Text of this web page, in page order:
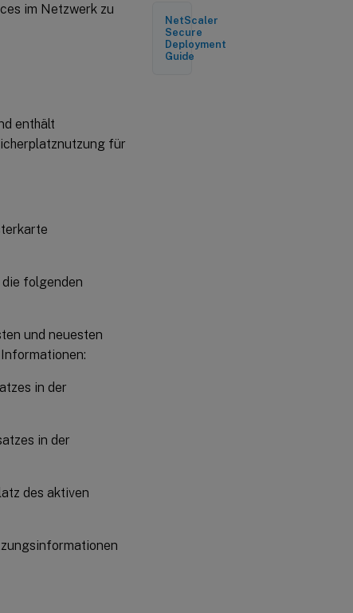
im Netzwerk zu
enthält
für
folgenden
und neuesten
in der
in der
des aktiven
NetScaler
Secure
Deployment
Guide